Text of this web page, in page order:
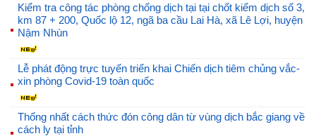
Kiểm tra công tác phòng chống dịch tại tại chốt kiểm dịch số 3,
km 87 + 200, Quốc lộ 12, ngã ba cầu Lai Hà, xã Lê Lợi, huyện
Nậm Nhùn
Lễ phát động trực tuyến triển khai Chiến dịch tiêm chủng vắc-
xin phòng Covid-19 toàn quốc
Thống nhất cách thức đón công dân từ vùng dịch bắc giang về
cách ly tại tỉnh